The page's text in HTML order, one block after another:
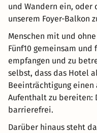
und Wandern ein, oder
unserem Foyer-Balkon
Menschen mit und
Fünf10 gemeinsam und
empfangen und zu
selbst, dass das Hotel
Beeinträchtigung einen
Aufenthalt zu bereiten:
barrierefrei.
Darüber hinaus steht